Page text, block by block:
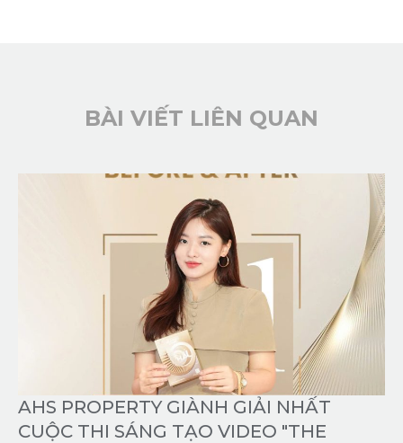
BÀI VIẾT LIÊN QUAN
AHS PROPERTY GIÀNH GIẢI NHẤT
CUỘC THI SÁNG TẠO VIDEO "THE